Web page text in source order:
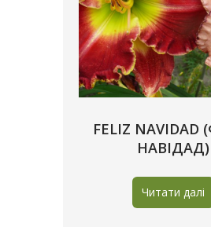
FELIZ NAVIDAD
НАВІДАД)
Читати далі